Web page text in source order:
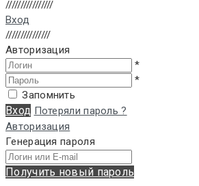
////////////////
Вход
///////////////
Авторизация
*
*
Запомнить
Вход Потеряли пароль ?
Авторизация
Генерация пароля
Получить новый пароль